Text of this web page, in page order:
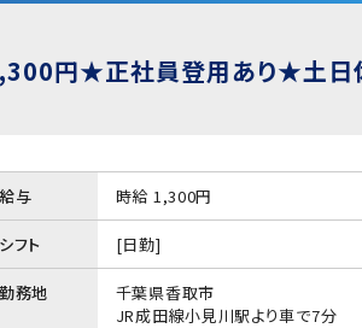
円★正社員登用あり★土日
給与 時給 1,300円
シフト [日勤]
勤務地
千葉県香取市
JR成田線小見川駅より車で7分